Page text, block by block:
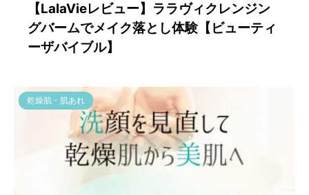
【LalaVieレビュー】ララヴィクレンジン
グバームでメイク落とし体験【ビューティ
ーザバイブル】
乾燥肌・肌あれ